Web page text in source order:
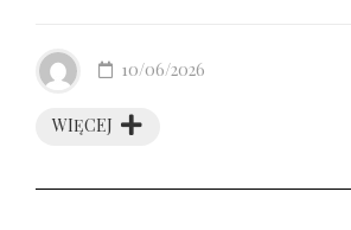
WIĘCEJ
10/06/2026